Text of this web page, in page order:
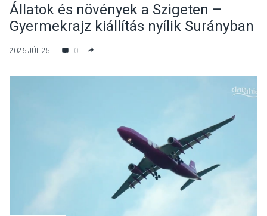
Állatok és növények a Szigeten –
Gyermekrajz kiállítás nyílik Surányban
2026 JÚL 25 0